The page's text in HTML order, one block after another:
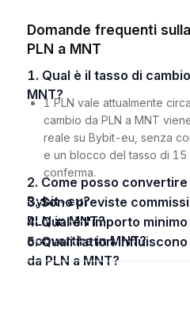
Domande frequenti
PLN a MNT
1. Qual è il tasso di cambio attuale da PLN a
MNT?
1 PLN vale attualmente
cambio da PLN a MNT
reale su Bybit-eu, senza
e un blocco del tasso di
conferma.
2. Come posso convertire PLN in MNT su
Bybit-eu?
3. Sono previste commissioni per convertire
PLN in MNT?
4. Qual è l'importo minimo di PLN che posso
convertire in MNT?
5. Quali fattori influiscono sul tasso di cambio
da PLN a MNT?